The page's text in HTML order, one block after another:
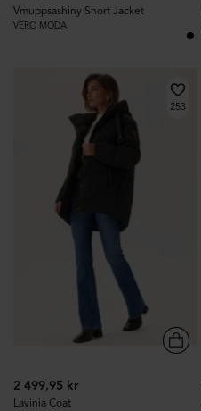
Vmuppsashiny Short Jacket
VERO MODA
253
2 499,95 kr
Lavinia Coat